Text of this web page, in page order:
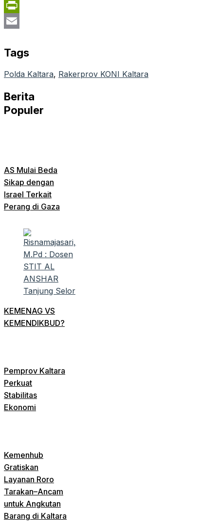
Telegram
PrintFriendly
Tags
Polda Kaltara, Rakerprov KONI Kaltara
Berita
Populer
AS Mulai Beda
Sikap dengan
Israel Terkait
Perang di Gaza
KEMENAG VS
KEMENDIKBUD?
Pemprov Kaltara
Perkuat
Stabilitas
Ekonomi
Kemenhub
Gratiskan
Layanan Roro
Tarakan–Ancam
untuk Angkutan
Barang di Kaltara